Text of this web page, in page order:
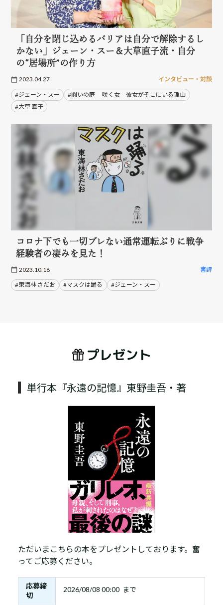
「自分を閉じ込めるバリアは自分で解除するし
かない」ジェーン・スー＆大草直子流・自分
の“居場所”の作り方
2023.04.27 インタビュー・対談
#ジェーン・スー
#闘いの庭 咲く女 彼女がそこにいる理由
#大草 直子
コロナ下でも一切ブレない通常運転ぶりに戦争
経験者の凄みを見た！
2023.10.18 書評
#東海林 さだお #マスクは踊る #ジェーン・スー
プレゼント
単行本『永遠の記憶』東野圭吾・著
ただいまこちらの本をプレゼントしております。奮
ってご応募ください。
応募締
切
2026/08/08 00:00 まで